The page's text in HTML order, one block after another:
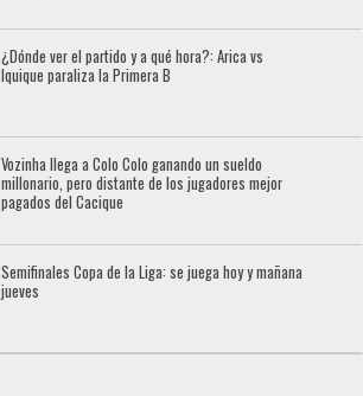
¿Dónde ver el partido y a qué hora?: Arica vs
Iquique paraliza la Primera B
Vozinha llega a Colo Colo ganando un sueldo
millonario, pero distante de los jugadores mejor
pagados del Cacique
Semifinales Copa de la Liga: se juega hoy y mañana
jueves